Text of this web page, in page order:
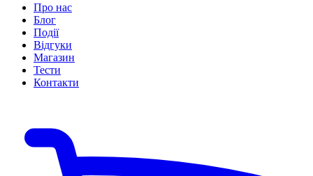
Про нас
Блог
Події
Відгуки
Магазин
Тести
Контакти